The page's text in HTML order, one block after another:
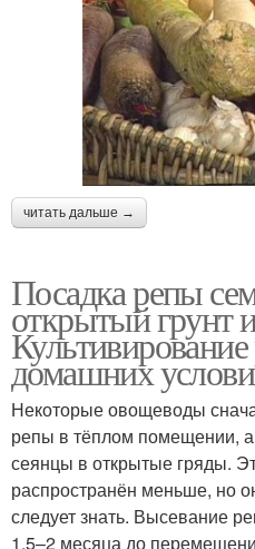
читать дальше →
Посадка репы
открытый грунт
домашних
Некоторые овощеводы
репы в тёплом помещении,
сеянцы в открытые гряды.
распространён меньше, но
следует знать. Высевание
1,5–2 месяца до